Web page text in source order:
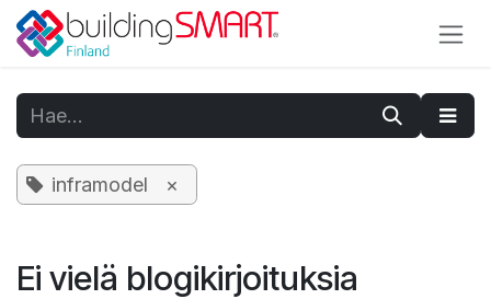
Siirry sisältöön
inframodel ×
Ei vielä blogikirjoituksia